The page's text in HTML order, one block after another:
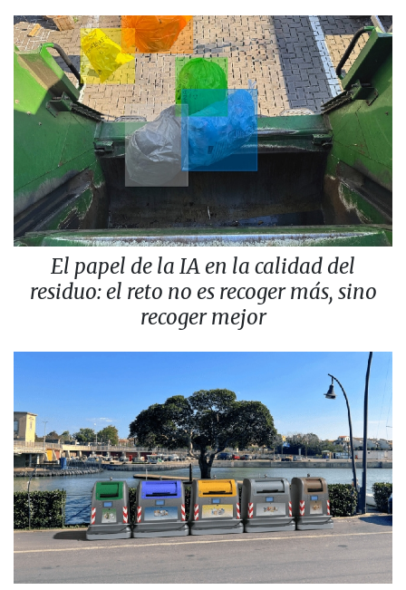
El papel de la IA en la calidad del
residuo: el reto no es recoger más, sino
recoger mejor